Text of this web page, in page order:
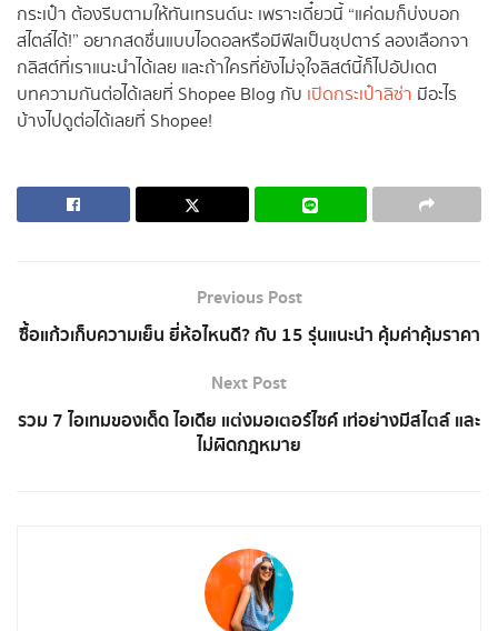
กระเป๋า ต้องรีบตามให้ทันเทรนด์นะ เพราะเดี๋ยวนี้ “แค่ดมก็บ่งบอก
สไตล์ได้!” อยากสดชื่นแบบไอดอลหรือมีฟีลเป็นซุปตาร์ ลองเลือกจา
กลิสต์ที่เราแนะนำได้เลย และถ้าใครที่ยังไม่จุใจลิสต์นี้ก็ไปอัปเดต
บทความกันต่อได้เลยที่ Shopee Blog กับ เปิดกระเป๋าลิซ่า มีอะไร
บ้างไปดูต่อได้เลยที่ Shopee!
Previous Post
ซื้อแก้วเก็บความเย็น ยี่ห้อไหนดี? กับ 15 รุ่นแนะนำ คุ้มค่าคุ้มราคา
Next Post
รวม 7 ไอเทมของเด็ด ไอเดีย แต่งมอเตอร์ไซค์ เท่อย่างมีสไตล์ และ
ไม่ผิดกฎหมาย